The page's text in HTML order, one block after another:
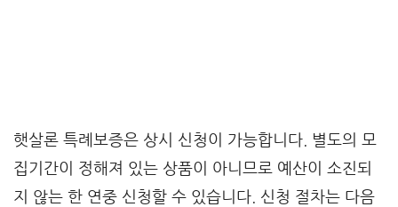
햇살론 특례보증은 상시 신청이 가능합니다. 별도의 모
집기간이 정해져 있는 상품이 아니므로 예산이 소진되
지 않는 한 연중 신청할 수 있습니다. 신청 절차는 다음